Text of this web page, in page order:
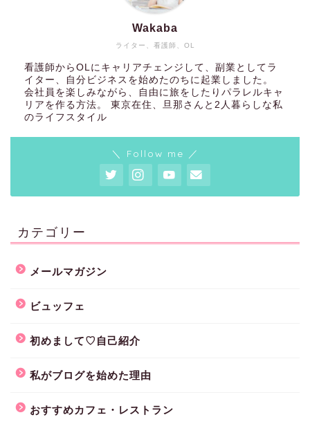
ライター、看護師、OL
Wakaba
看護師からOLにキャリアチェンジして、副業としてラ
イター、自分ビジネスを始めたのちに起業しました。
会社員を楽しみながら、自由に旅をしたりパラレルキャ
リアを作る方法。 東京在住、旦那さんと2人暮らしな私
のライフスタイル
＼ Follow me ／
カテゴリー
メールマガジン
ビュッフェ
初めまして♡自己紹介
私がブログを始めた理由
おすすめカフェ・レストラン